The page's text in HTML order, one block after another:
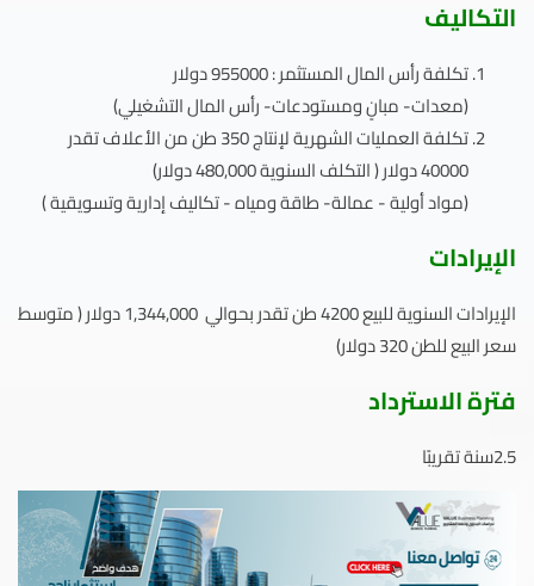
التكاليف
تكلفة رأس المال المستثمر : 955000 دولار
(معدات- مبانٍ ومستودعات- رأس المال التشغيلي)
تكلفة العمليات الشهرية لإنتاج 350 طن من الأعلاف تقدر
40000 دولار ( التكلف السنوية 480,000 دولار)
(مواد أولية - عمالة- طاقة ومياه - تكاليف إدارية وتسويقية )
الإيرادات
الإيرادات السنوية للبيع 4200 طن تقدر بحوالي 1,344,000 دولار ( متوسط
سعر البيع للطن 320 دولار)
فترة الاسترداد
2.5سنة تقريبًا